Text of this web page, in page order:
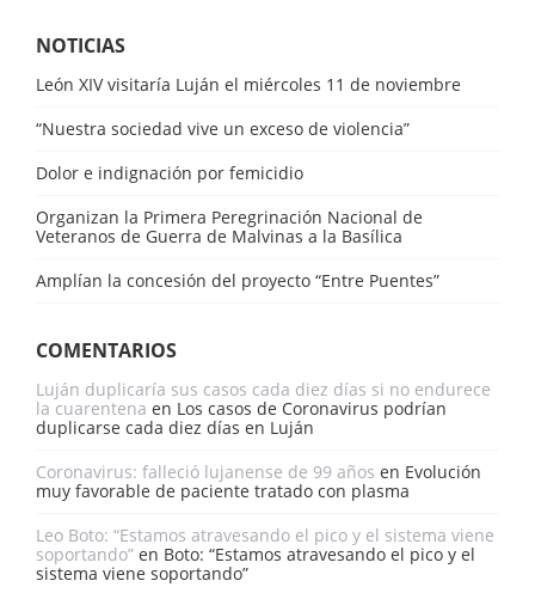
NOTICIAS
León XIV visitaría Luján el miércoles 11 de noviembre
“Nuestra sociedad vive un exceso de violencia”
Dolor e indignación por femicidio
Organizan la Primera Peregrinación Nacional de
Veteranos de Guerra de Malvinas a la Basílica
Amplían la concesión del proyecto “Entre Puentes”
COMENTARIOS
Luján duplicaría sus casos cada diez días si no endurece
la cuarentena en Los casos de Coronavirus podrían
duplicarse cada diez días en Luján
Coronavirus: falleció lujanense de 99 años en Evolución
muy favorable de paciente tratado con plasma
Leo Boto: “Estamos atravesando el pico y el sistema viene
soportando” en Boto: “Estamos atravesando el pico y el
sistema viene soportando”